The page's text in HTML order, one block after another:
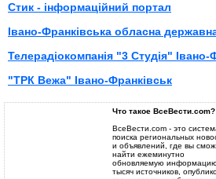
Стик - інформаційний портал
Івано-Франківська обласна
Телерадіокомпанія "3 Студія" Івано-
"ТРК Вежа" Івано-Франківськ
Что такое ВсеВести.com?
ВсеВести.com - это
поиска региональных
и объявлений, где вы
найти ежеминутно
обновляемую
тысяч источников,